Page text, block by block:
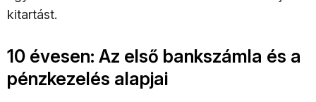
kitartást.
10 évesen: Az első bankszámla és a
pénzkezelés alapjai